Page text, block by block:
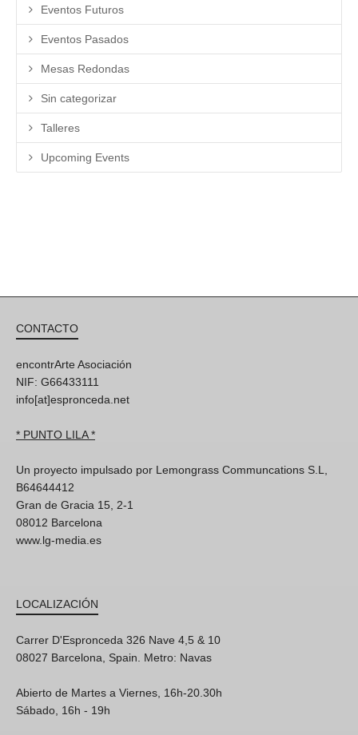
Eventos Futuros
Eventos Pasados
Mesas Redondas
Sin categorizar
Talleres
Upcoming Events
CONTACTO
encontrArte Asociación
NIF: G66433111
info[at]espronceda.net
* PUNTO LILA *
Un proyecto impulsado por Lemongrass Communcations S.L,
B64644412
Gran de Gracia 15, 2-1
08012 Barcelona
www.lg-media.es
LOCALIZACIÓN
Carrer D'Espronceda 326 Nave 4,5 & 10
08027 Barcelona, Spain. Metro: Navas
Abierto de Martes a Viernes, 16h-20.30h
Sábado, 16h - 19h